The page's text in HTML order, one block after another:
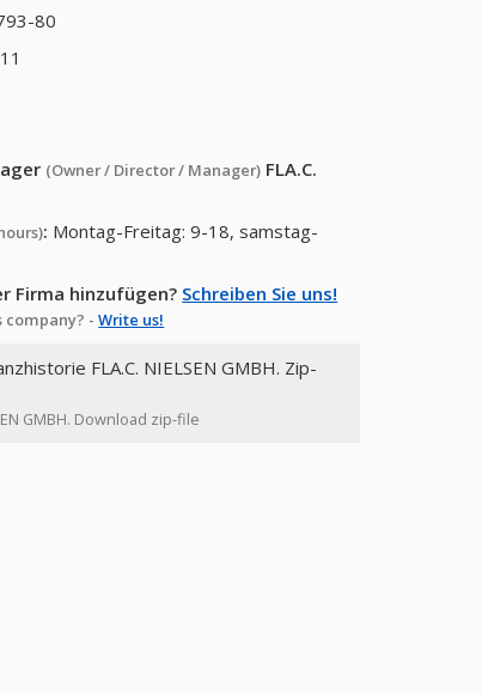
80
(Owner / Director / Manager) FLA.C.
: Montag-Freitag: 9-18, samstag-
Firma hinzufügen? Schreiben Sie uns!
company? -Write us!
FLA.C. NIELSEN GMBH. Zip-
GMBH. Download zip-file